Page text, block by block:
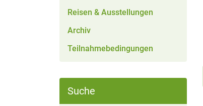
Reisen & Ausstellungen
Archiv
Teilnahmebedingungen
Suche